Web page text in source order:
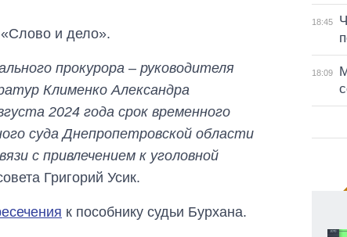
и дело».
прокурора – руководителя
Клименко Александра
2024 года срок временного
суда Днепропетровской области
с привлечением к уголовной
Григорий Усик.
к пособнику судьи Бурхана.
18:45
18:09